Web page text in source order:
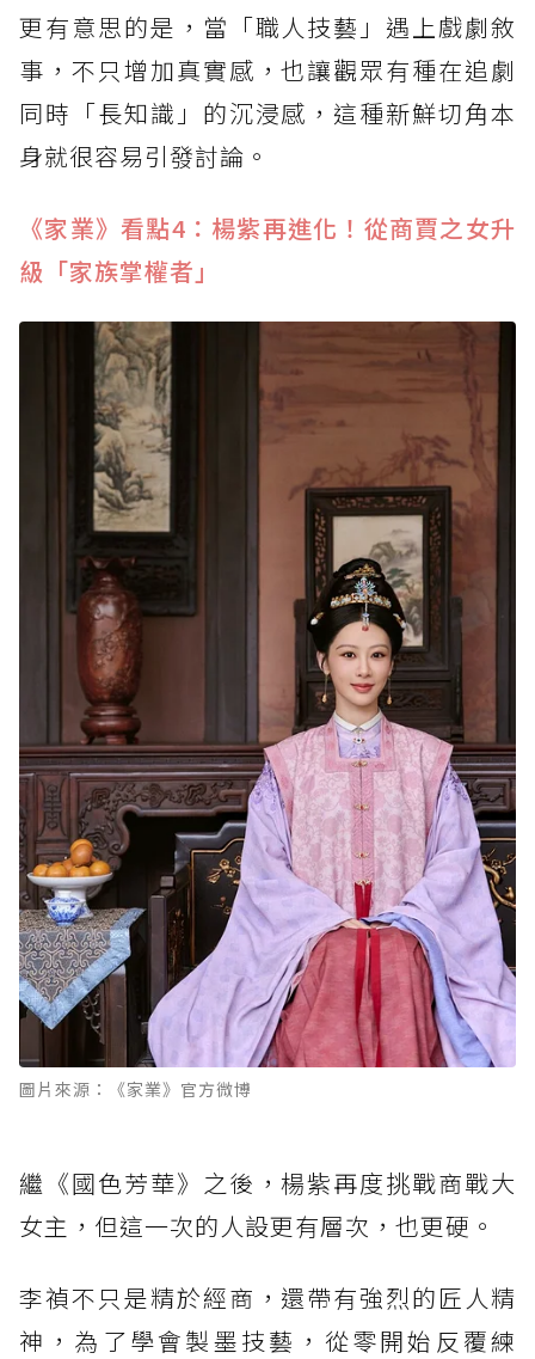
更有意思的是，當「職人技藝」遇上戲劇敘
事，不只增加真實感，也讓觀眾有種在追劇
同時「長知識」的沉浸感，這種新鮮切角本
身就很容易引發討論。
《家業》看點4：楊紫再進化！從商賈之女升
級「家族掌權者」
圖片來源：《家業》官方微博
繼《國色芳華》之後，楊紫再度挑戰商戰大
女主，但這一次的人設更有層次，也更硬。
李禎不只是精於經商，還帶有強烈的匠人精
神，為了學會製墨技藝，從零開始反覆練